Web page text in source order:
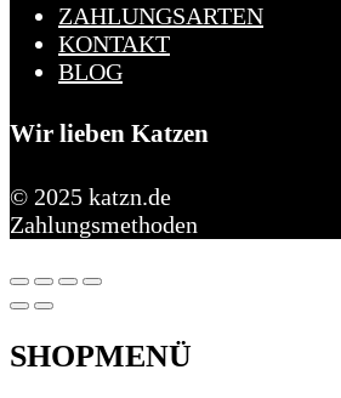
ZAHLUNGSARTEN
KONTAKT
BLOG
Wir lieben Katzen
© 2025 katzn.de
Zahlungsmethoden
SHOPMENÜ